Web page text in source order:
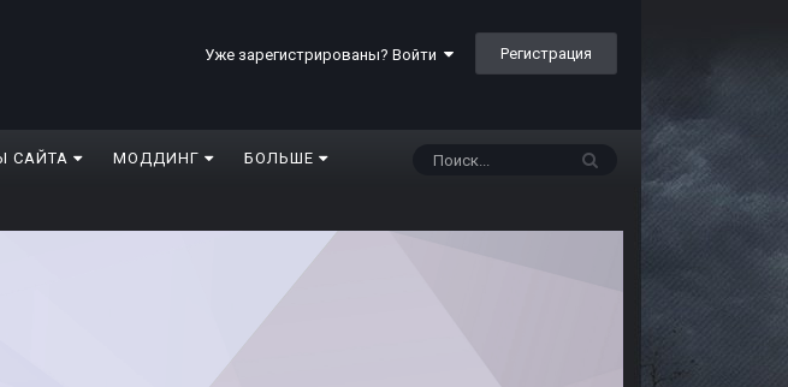
Уже зарегистрированы? Войти Регистрация
САЙТА МОДДИНГ БОЛЬШЕ